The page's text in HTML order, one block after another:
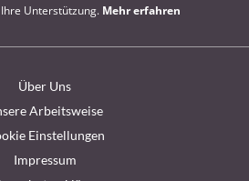
Unterstützung. Mehr erfahren
Über Uns
Arbeitsweise
Einstellungen
Impressum